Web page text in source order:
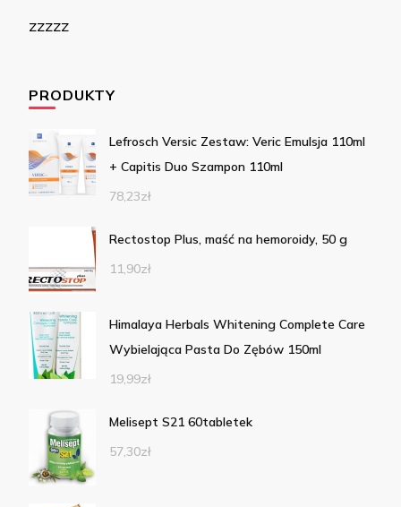
zzzzz
PRODUKTY
Lefrosch Versic Zestaw: Veric Emulsja 110ml
+ Capitis Duo Szampon 110ml
78,23zł
Rectostop Plus, maść na hemoroidy, 50 g
11,90zł
Himalaya Herbals Whitening Complete Care
Wybielająca Pasta Do Zębów 150ml
19,99zł
Melisept S21 60tabletek
57,30zł